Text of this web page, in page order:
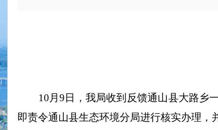
10 月9 日， 我局收到反馈通山县大路乡
即责令通山县生态环境分局进行核实办理，